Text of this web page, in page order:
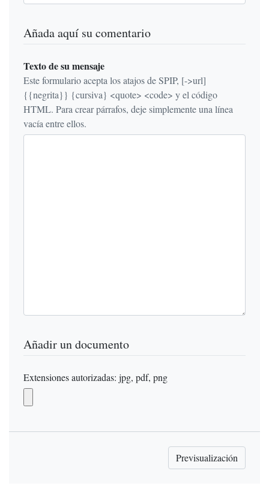
Añada aquí su comentario
Texto de su mensaje
Este formulario acepta los atajos de SPIP, [->url]
{{negrita}} {cursiva} <quote> <code> y el código
HTML. Para crear párrafos, deje simplemente una línea
vacía entre ellos.
Añadir un documento
Extensiones autorizadas: jpg, pdf, png